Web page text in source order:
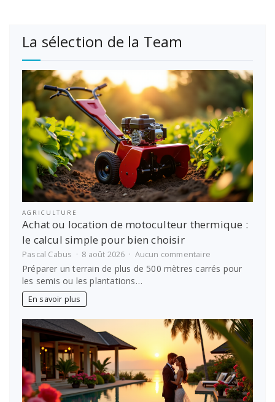
La sélection de la Team
AGRICULTURE
Achat ou location de motoculteur thermique :
le calcul simple pour bien choisir
Pascal Cabus 8 août 2026 Aucun commentaire
Achat
ou
:
le
calcul
simple
pour
bien
choisir
Préparer un terrain de plus de 500 mètres carrés pour
les semis ou les plantations…
En savoir plus